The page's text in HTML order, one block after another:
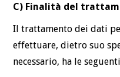
C) Finalità del
Il trattamento dei dati
effettuare, dietro suo
necessario, ha le